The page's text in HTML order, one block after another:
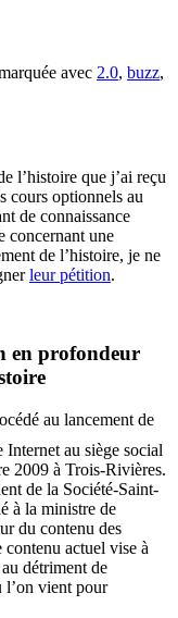
avec 2.0, buzz,
l’histoire que j’ai reçu
cours optionnels au
de connaissance
concernant une
de l’histoire, je ne
leur pétition.
en profondeur
au lancement de
Internet au siège social
2009 à Trois-Rivières.
de la Société-Saint-
à la ministre de
du contenu des
actuel vise à
détriment de
l’on vient pour